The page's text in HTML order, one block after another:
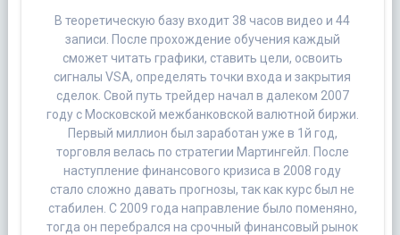
В теоретическую базу входит 38 часов видео и 44
записи. После прохождение обучения каждый
сможет читать графики, ставить цели, освоить
сигналы VSA, определять точки входа и закрытия
сделок. Свой путь трейдер начал в далеком 2007
году с Московской межбанковской валютной биржи.
Первый миллион был заработан уже в 1й год,
торговля велась по стратегии Мартингейл. После
наступление финансового кризиса в 2008 году
стало сложно давать прогнозы, так как курс был не
стабилен. С 2009 года направление было поменяно,
тогда он перебрался на срочный финансовый рынок